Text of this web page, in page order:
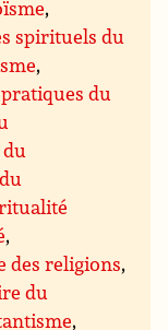
,
spirituels du
,
du
,
des religions,
du
,